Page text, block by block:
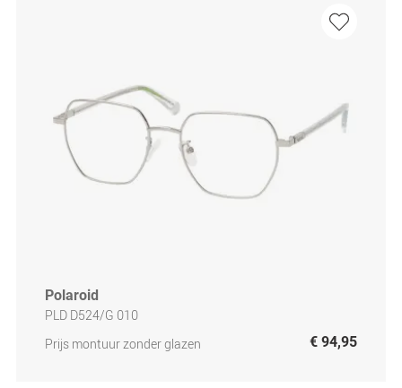
Polaroid
PLD D524/G 010
Prijs montuur zonder glazen
€ 94,95